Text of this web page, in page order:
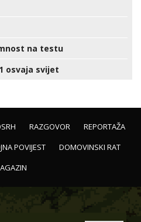
na testu
osvaja svijet
RAZGOVOR
REPORTAŽA
POVIJEST
DOMOVINSKI RAT